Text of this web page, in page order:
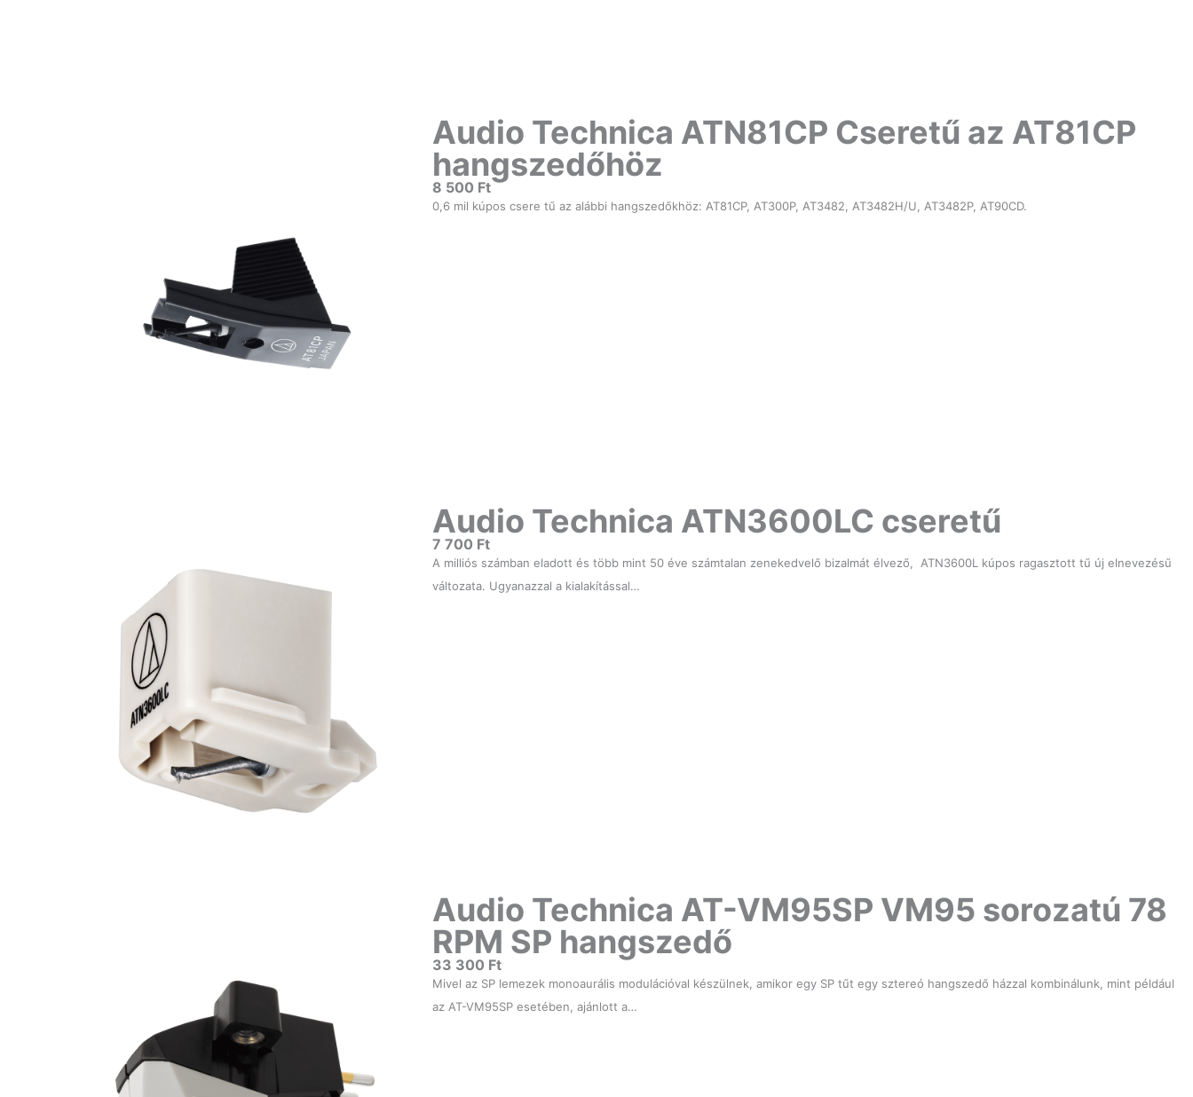
Audio Technica ATN81CP Cseretű az AT81CP
hangszedőhöz
8 500 Ft
0,6 mil kúpos csere tű az alábbi hangszedőkhöz: AT81CP, AT300P, AT3482, AT3482H/U, AT3482P, AT90CD.
Audio Technica ATN3600LC cseretű
7 700 Ft
A milliós számban eladott és több mint 50 éve számtalan zenekedvelő bizalmát élvező, ATN3600L kúpos ragasztott tű új elnevezésű
változata. Ugyanazzal a kialakítással…
Audio Technica AT-VM95SP VM95 sorozatú 78
RPM SP hangszedő
33 300 Ft
Mivel az SP lemezek monoaurális modulációval készülnek, amikor egy SP tűt egy sztereó hangszedő házzal kombinálunk, mint például
az AT-VM95SP esetében, ajánlott a…